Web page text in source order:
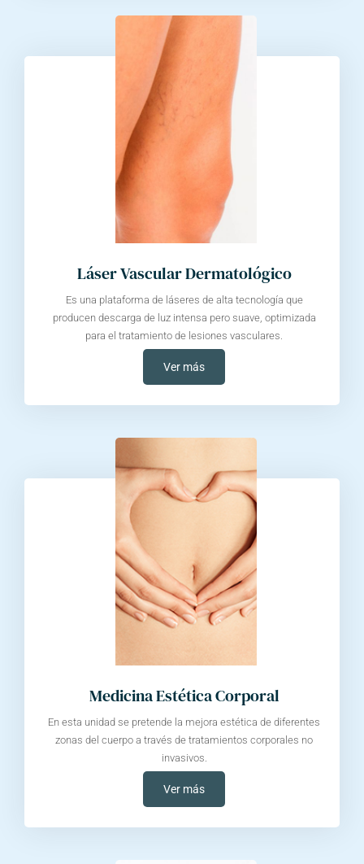
Láser Vascular Dermatológico
Es una plataforma de láseres de alta tecnología que
producen descarga de luz intensa pero suave, optimizada
para el tratamiento de lesiones vasculares.
Ver más
Medicina Estética Corporal
En esta unidad se pretende la mejora estética de diferentes
zonas del cuerpo a través de tratamientos corporales no
invasivos.
Ver más